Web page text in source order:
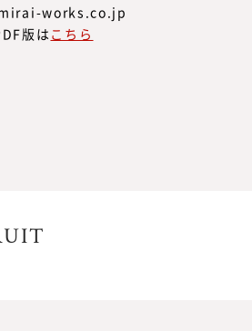
works.co.jp
版はこちら